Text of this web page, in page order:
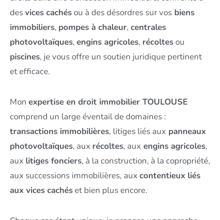
desvices cachésou à des désordres sur vos biens
immobiliers, pompes à chaleur, centrales
photovoltaïques, engins agricoles, récoltesou
piscines, je vous offre un soutien juridique pertinent
et efficace.
Mon expertise en droit immobilier TOULOUSE
comprend un large éventail de domaines :
transactions immobilières, litiges liés aux panneaux
photovoltaïques, aux récoltes, aux engins agricoles,
aux litiges fonciers, à la construction, à la copropriété,
aux successions immobilières, aux contentieux liés
aux vices cachéset bien plus encore.